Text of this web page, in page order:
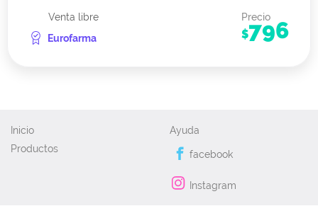
Venta libre
Eurofarma
Precio
$796
Inicio
Productos
Ayuda
facebook
Instagram